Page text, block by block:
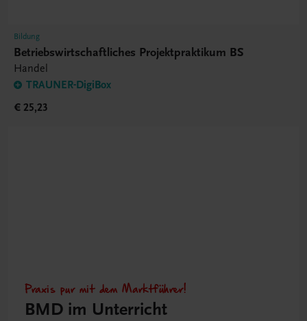
Bildung
Betriebswirtschaftliches Projektpraktikum BS
Handel
TRAUNER-DigiBox
€ 25,23
Praxis pur mit dem Marktführer!
BMD im Unterricht